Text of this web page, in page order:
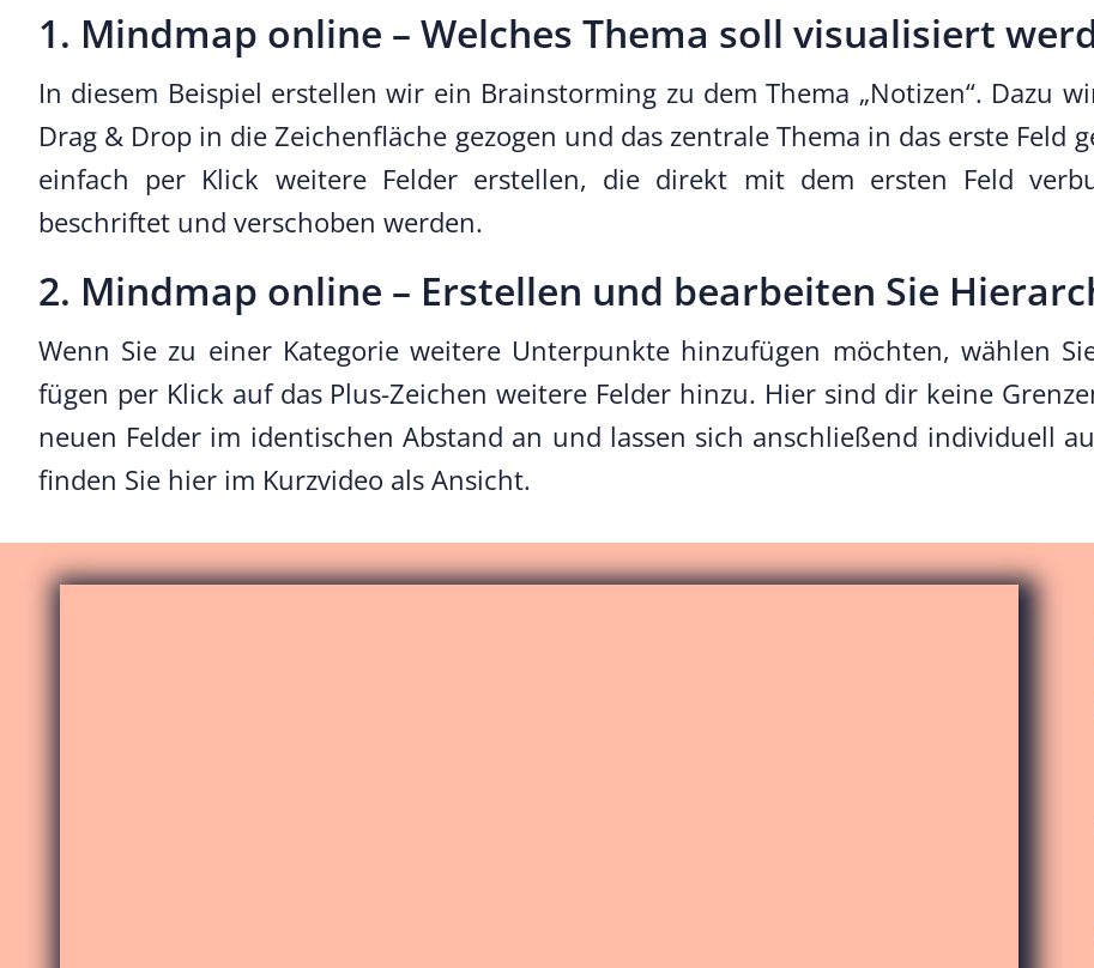
1. Mindmap online – Welches Thema soll visualisiert
In diesem Beispiel erstellen wir ein Brainstorming zu dem Thema „Notizen“. Dazu
Drag & Drop in die Zeichenfläche gezogen und das zentrale Thema in das erste Feld
einfach per Klick weitere Felder erstellen, die direkt mit dem ersten Feld
beschriftet und verschoben werden.
2. Mindmap online – Erstellen und bearbeiten Sie
Wenn Sie zu einer Kategorie weitere Unterpunkte hinzufügen möchten, wählen
fügen per Klick auf das Plus-Zeichen weitere Felder hinzu. Hier sind dir keine
neuen Felder im identischen Abstand an und lassen sich anschließend individuell
finden Sie hier im Kurzvideo als Ansicht.